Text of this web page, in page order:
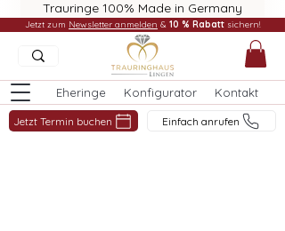
Trauringe 100% Made in Germany
Eheringe Konfigurator Kontakt
Jetzt Termin buchen Einfach anrufen
Jetzt zum Newsletter anmelden & 10 % Rabatt sichern!